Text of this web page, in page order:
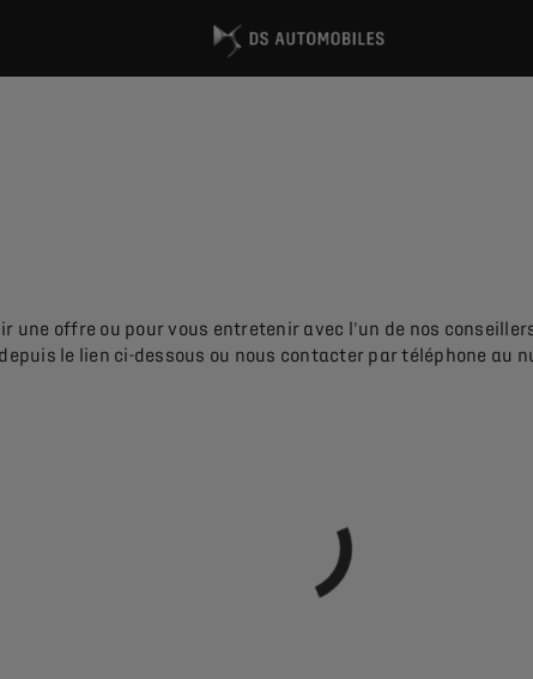
une offre ou pour vous entretenir avec l'un de nos
le lien ci-dessous ou nous contacter par téléphone au